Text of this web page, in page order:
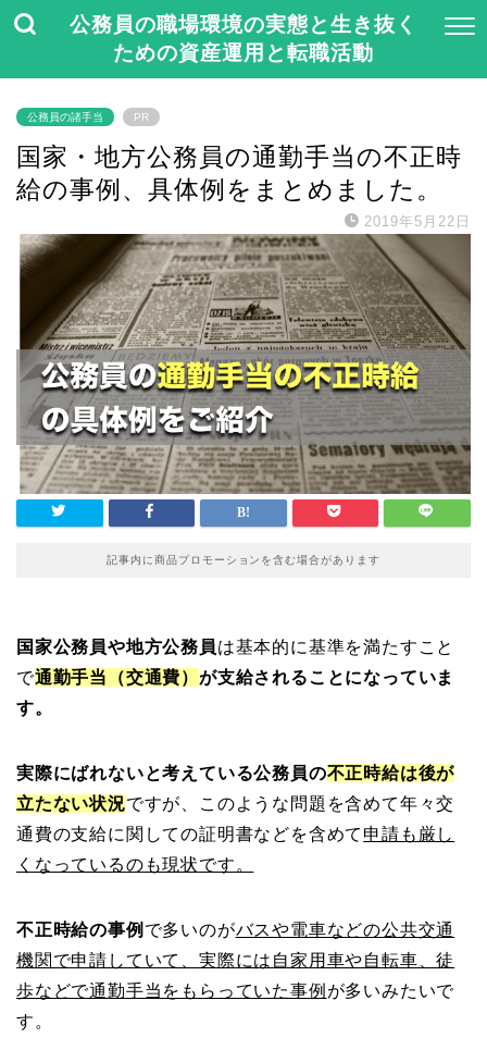
公務員の職場環境の実態と生き抜く
ための資産運用と転職活動
公務員の諸手当 PR
国家・地方公務員の通勤手当の不正時
給の事例、具体例をまとめました。
2019年5月22日
記事内に商品プロモーションを含む場合があります
国家公務員や地方公務員は基本的に基準を満たすこと
で通勤手当（交通費）が支給されることになっていま
す。
実際にばれないと考えている公務員の不正時給は後が
立たない状況ですが、このような問題を含めて年々交
通費の支給に関しての証明書などを含めて 申請も厳し
くなっているのも現状です。
不正時給の事例 で多いのがバスや電車などの公共交通
機関で申請していて、実際には自家用車や自転車、徒
歩などで通勤手当をもらっていた事例 が多いみたいで
す。